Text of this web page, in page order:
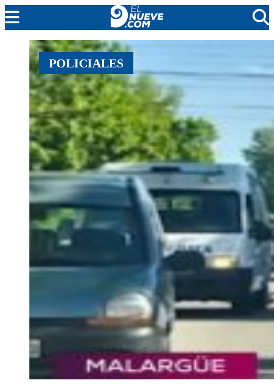
EL NUEVE
SOCIEDAD
POLÍTICA
POLICIALES
EN VIVO
POLICIALES